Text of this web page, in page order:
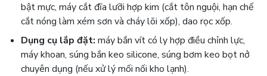
bật mực, máy cắt đĩa lưỡi hợp kim (cắt tôn nguội, hạn chế
cắt nóng làm xém sơn và cháy lõi xốp), dao rọc xốp.
Dụng cụ lắp đặt: máy bắn vít có ly hợp điều chỉnh lực,
máy khoan, súng bắn keo silicone, súng bơm keo bọt nở
chuyên dụng (nếu xử lý mối nối kho lạnh).